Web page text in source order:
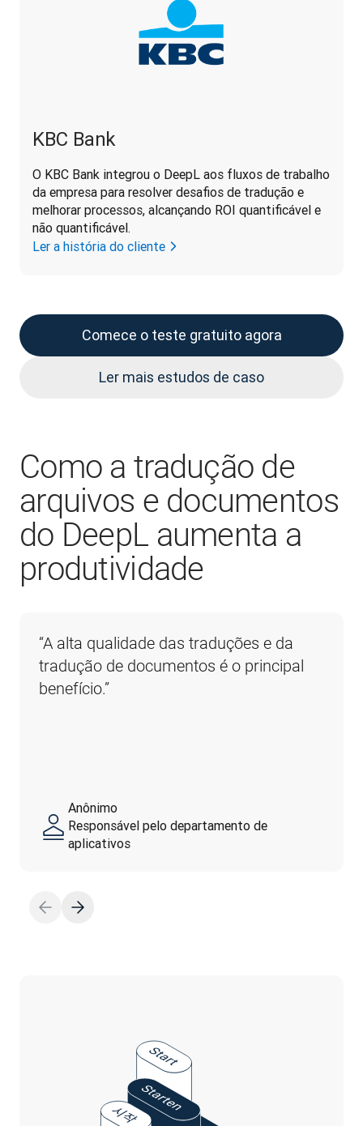
KBC Bank
O KBC Bank integrou o DeepL aos fluxos de trabalho
da empresa para resolver desafios de tradução e
melhorar processos, alcançando ROI quantificável e
não quantificável.
Ler a história do cliente
Comece o teste gratuito agora
Ler mais estudos de caso
Como a tradução de
arquivos e documentos
do DeepL aumenta a
produtividade
“A alta qualidade das traduções e da
tradução de documentos é o principal
benefício.”
Anônimo
Responsável pelo departamento de
aplicativos